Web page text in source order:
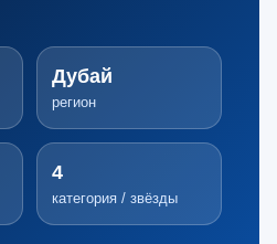
Дубай
регион
4
категория / звёзды